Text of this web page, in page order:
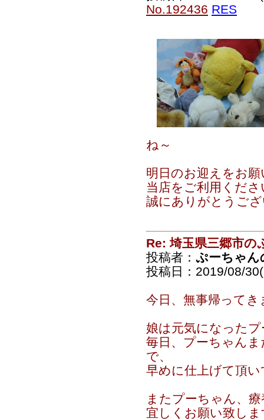
No.192436 RES
ね～
明日のお迎えをお
当店をご利用くだ
誠にありがとうご
Re: 埼玉県三郷市の
投稿者： ぷーちゃん
投稿日：2019/08/
今日、無事帰ってき
娘は元気になった
毎日、プーちゃん
で、
早めに仕上げて頂
またプーちゃん、
宜しくお願い致しま